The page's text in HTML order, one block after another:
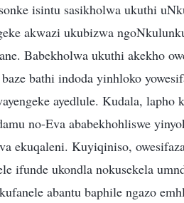
isintu sasikholwa ukuthi
akwazi ukubizwa
Babekholwa ukuthi akekho
bathi indoda yinhloko
ayedlule. Kudala,
no-Eva ababekhohliswe
ekuqaleni. Kuyiqiniso,
ifunde ukondla nokusekela
abantu baphile ngazo